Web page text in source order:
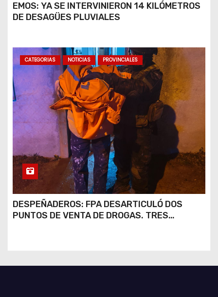
EMOS: YA SE INTERVINIERON 14 KILÓMETROS
DE DESAGÜES PLUVIALES
CATEGORIAS NOTICIAS PROVINCIALES
DESPEÑADEROS: FPA DESARTICULÓ DOS
PUNTOS DE VENTA DE DROGAS. TRES